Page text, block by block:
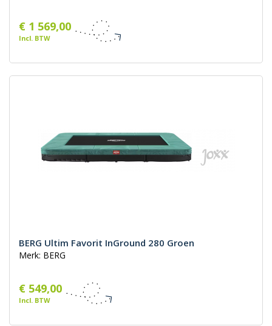
€ 1 569,00
Incl. BTW
BERG Ultim Favorit InGround 280 Groen
Merk: BERG
€ 549,00
Incl. BTW